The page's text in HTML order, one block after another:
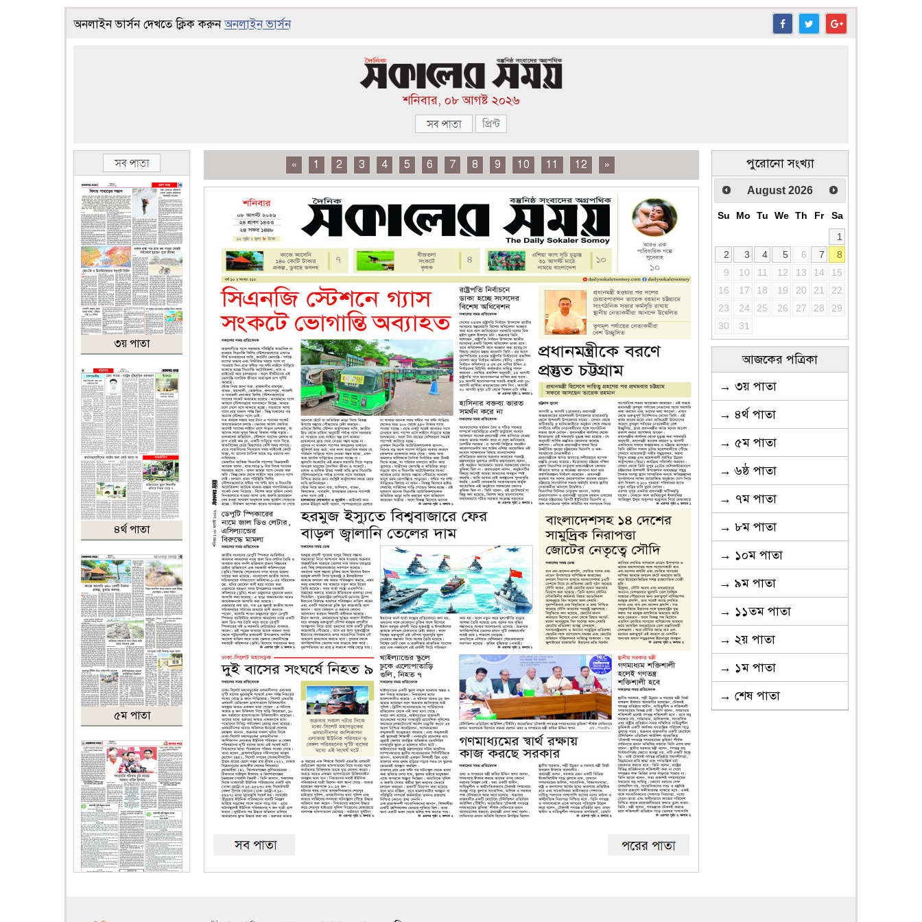
অনলাইন ভার্সন দেখতে ক্লিক করুনঅনলাইন ভার্সন
শনিবার, ০৮ আগষ্ট ২০২৬
৩য় পাতা
৪র্থ পাতা
৫ম পাতা
« 1 2 3 4 5 6 7 8 9 10 11 12 » পুরোনো সংখ্যা
August 2026
Su Mo Tu We Th Fr
Sa
1
2
3 4 5 6 7
8
9
10 11 12 13 14
15
16
17 18 19 20 21
22
23
24 25 26 27 28
29
30
31
আজকের পত্রিকা
→ ৩য় পাতা
→ ৪র্থ পাতা
→ ৫ম পাতা
→ ৬ষ্ঠ পাতা
→ ৭ম পাতা
→ ৮ম পাতা
→ ১০ম পাতা
→ ৯ম পাতা
→ ১১তম পাতা
→ ২য় পাতা
→ ১ম পাতা
→ শেষ পাতা